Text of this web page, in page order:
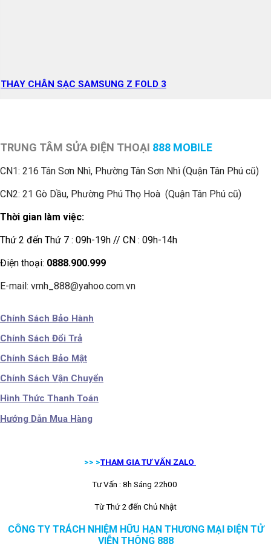
THAY CHÂN SẠC SAMSUNG Z FOLD 3
TRUNG TÂM SỬA ĐIỆN THOẠI 888 MOBILE
CN1: 216 Tân Sơn Nhì, Phường Tân Sơn Nhì (Quận Tân Phú cũ)
CN2: 21 Gò Dầu, Phường Phú Thọ Hoà (Quận Tân Phú cũ)
Thời gian làm việc:
Thứ 2 đến Thứ 7 : 09h-19h // CN : 09h-14h
Điện thoại: 0888.900.999
E-mail: vmh_888@yahoo.com.vn
Chính Sách Bảo Hành
Chính Sách Đổi Trả
Chính Sách Bảo Mật
Chính Sách Vận Chuyển
Hình Thức Thanh Toán
Hướng Dẫn Mua Hàng
>> >THAM GIA TƯ VẤN ZALO
Tư Vấn : 8h Sáng 22h00
Từ Thứ 2 đến Chủ Nhật
CÔNG TY TRÁCH NHIỆM HỮU HẠN THƯƠNG MẠI ĐIỆN TỬ
VIỄN THÔNG 888